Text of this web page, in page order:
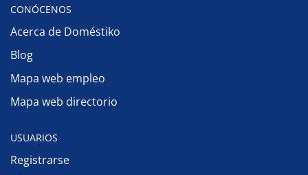
CONÓCENOS
Acerca de Doméstiko
Blog
Mapa web empleo
Mapa web directorio
USUARIOS
Registrarse